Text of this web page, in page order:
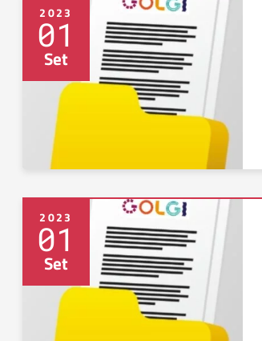
2023
01
Set
2023
01
Set